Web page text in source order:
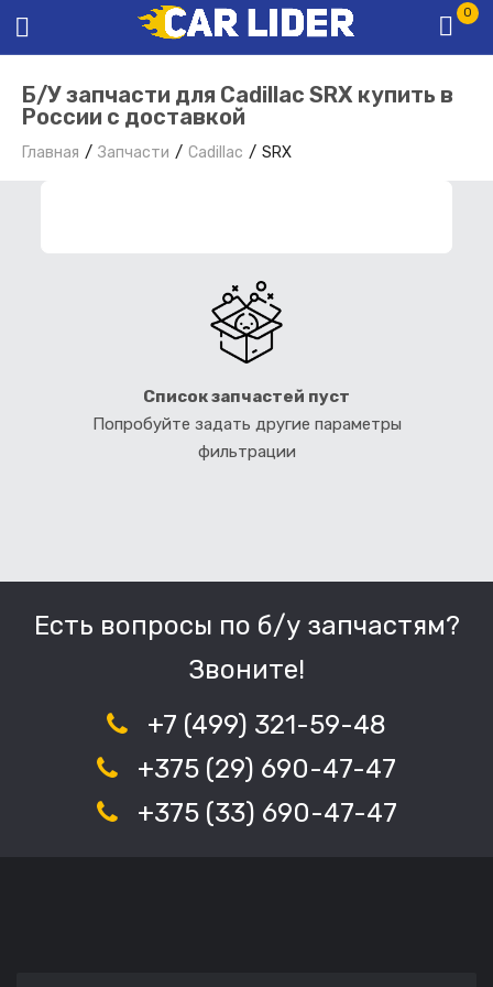
0
Б/У запчасти для Cadillac SRX купить в
России с доставкой
Главная Запчасти Cadillac SRX
Список запчастей пуст
Попробуйте задать другие параметры
фильтрации
Есть вопросы по б/у запчастям?
Звоните!
+7 (499) 321-59-48
+375 (29) 690-47-47
+375 (33) 690-47-47